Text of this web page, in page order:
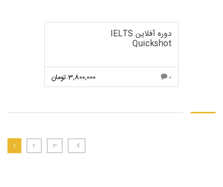
دوره آفلاین IELTS
Quickshot
0
3,800,000 تومان
1 2 3